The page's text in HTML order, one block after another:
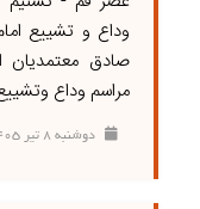
وداع و تشییع
صادق معتمدیان
مراسم وداع
دوشنبه ۸ تير ۱۴۰۵